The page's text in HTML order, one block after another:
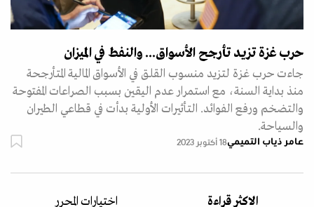
حرب غزة تزيد تأرجح الأسواق... والنفط في الميزان
جاءت حرب غزة لتزيد منسوب القلق في الأسواق المالية المتأرجحة
منذ بداية السنة، مع استمرار عدم اليقين بسبب الصراعات المفتوحة
والتضخم ورفع الفوائد. التأثيرات الأولية بدأت في قطاعي الطيران
والسياحة.
عامر ذياب التميمي18 أكتوبر 2023
الاكثر قراءة اختيارات المحرر